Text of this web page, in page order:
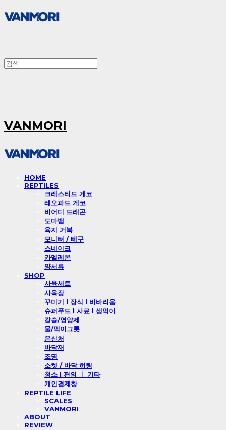
VANMORI
HOME
REPTILES
크레스티드 게코
레오파드 게코
비어디 드래곤
도마뱀
육지 거북
모니터 / 테구
스네이크
카멜레온
양서류
SHOP
사육세트
사육장
꾸미기 l 장식 l 비바리움
슈퍼푸드 l 사료 l 생먹이
칼슘/영양제
물/먹이그릇
은신처
바닥재
조명
소켓 / 바닥 히팅
청소 l 편의 ㅣ 기타
개인결제창
REPTILE LIFE
SCALES
VANMORI
ABOUT
REVIEW